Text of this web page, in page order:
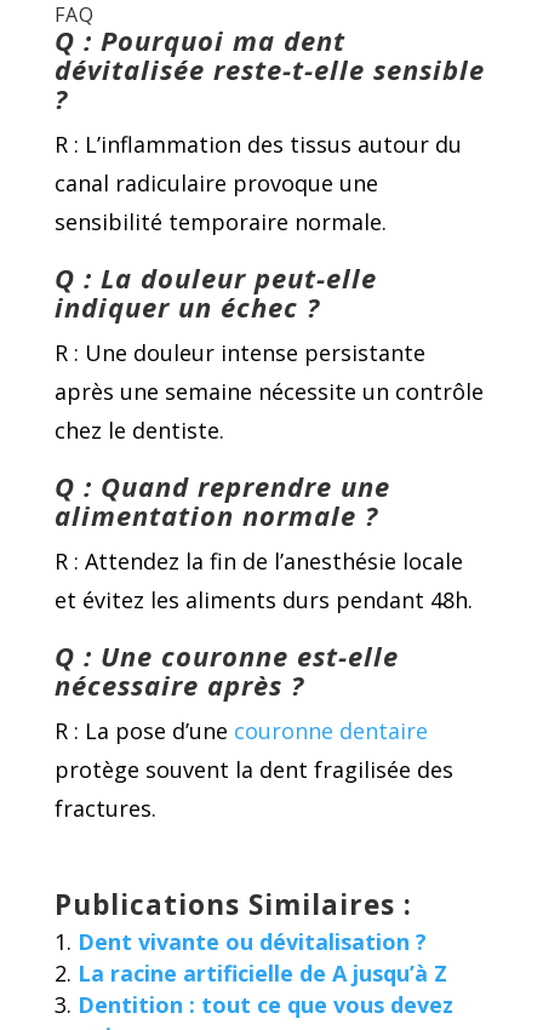
FAQ
Q : Pourquoi ma dent
dévitalisée reste-t-elle sensible
?
R : L’inflammation des tissus autour du
canal radiculaire provoque une
sensibilité temporaire normale.
Q : La douleur peut-elle
indiquer un échec ?
R : Une douleur intense persistante
après une semaine nécessite un contrôle
chez le dentiste.
Q : Quand reprendre une
alimentation normale ?
R : Attendez la fin de l’anesthésie locale
et évitez les aliments durs pendant 48h.
Q : Une couronne est-elle
nécessaire après ?
R : La pose d’une couronne dentaire
protège souvent la dent fragilisée des
fractures.
Publications Similaires :
Dent vivante ou dévitalisation ?
La racine artificielle de A jusqu’à Z
Dentition : tout ce que vous devez